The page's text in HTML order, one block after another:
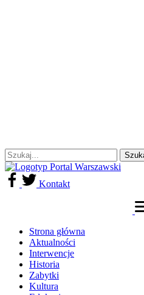
Kontakt
Strona główna
Aktualności
Interwencje
Historia
Zabytki
Kultura